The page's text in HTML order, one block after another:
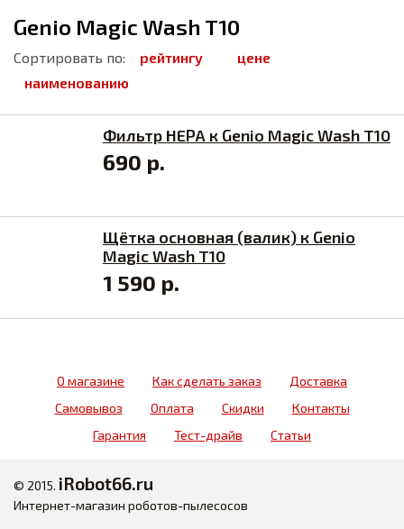
Genio Magic Wash T10
Сортировать по: рейтингу
цене
наименованию
Фильтр HEPA к Genio Magic Wash T10
690 р.
Щётка основная (валик) к Genio
Magic Wash T10
1 590 р.
О магазине Как сделать заказ
Доставка
Самовывоз
Оплата Скидки
Контакты
Гарантия
Тест-драйв Статьи
© 2015. iRobot66.ru
Интернет-магазин роботов-пылесосов